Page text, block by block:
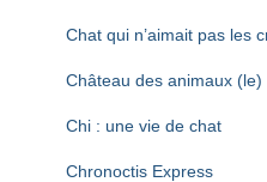
Chat qui n’aimait pas les
Château des animaux (le)
Chi : une vie de chat
Chronoctis Express